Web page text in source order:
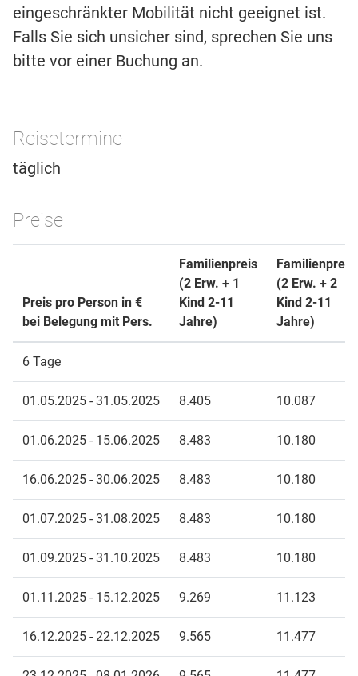
eingeschränkter Mobilität nicht geeignet ist.
Falls Sie sich unsicher sind, sprechen Sie uns
bitte vor einer Buchung an.
Reisetermine
täglich
Preise
Preis pro Person in €
bei Belegung mit Pers.
Familienpreis
(2 Erw. + 1
Kind 2-11
Jahre)
Familienpreis
(2 Erw. + 2
Kind 2-11
Jahre)
6 Tage
01.05.2025 - 31.05.2025 8.405 10.087
01.06.2025 - 15.06.2025 8.483 10.180
16.06.2025 - 30.06.2025 8.483 10.180
01.07.2025 - 31.08.2025 8.483 10.180
01.09.2025 - 31.10.2025 8.483 10.180
01.11.2025 - 15.12.2025 9.269 11.123
16.12.2025 - 22.12.2025 9.565 11.477